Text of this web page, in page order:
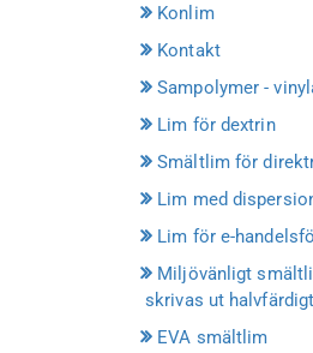
Konlim
Kontakt
Sampolymer -
Lim för dextrin
Smältlim för
Lim med
Lim för e-
Miljövänligt
skrivas ut halvfärdigt
EVA smältlim